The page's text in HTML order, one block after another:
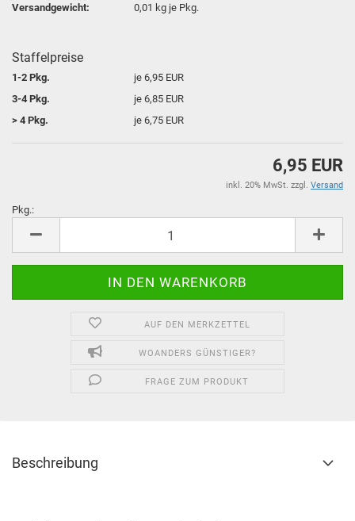
Versandgewicht:
0,01 kg je Pkg.
Staffelpreise
1-2 Pkg.
je 6,95 EUR
3-4 Pkg.
je 6,85 EUR
> 4 Pkg.
je 6,75 EUR
6,95 EUR
inkl. 20% MwSt. zzgl. Versand
Pkg.:
AUF DEN MERKZETTEL
WOANDERS GÜNSTIGER?
FRAGE ZUM PRODUKT
Beschreibung